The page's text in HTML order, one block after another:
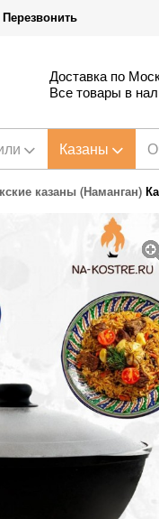
Перезвонить
Доставка по
Все товары в
Казаны
казаны (Наманган)